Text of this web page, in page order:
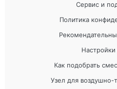
Сервис и
Политика
Как подобрать
Узел для воздушно-